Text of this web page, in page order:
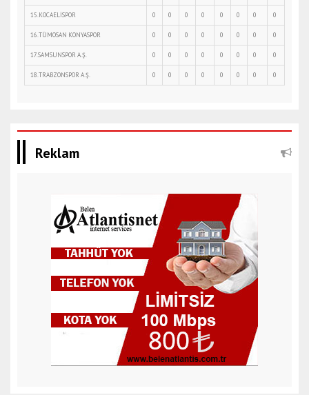
15.KOCAELİSPOR 0 0 0 0 0 0 0 0
16.TÜMOSAN KONYASPOR 0 0 0 0 0 0 0 0
17.SAMSUNSPOR A.Ş. 0 0 0 0 0 0 0 0
18.TRABZONSPOR A.Ş. 0 0 0 0 0 0 0 0
Reklam